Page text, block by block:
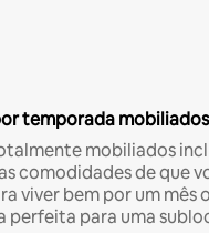
temporada mobiliados
mobiliados
comodidades de que
viver bem por um mês
perfeita para uma